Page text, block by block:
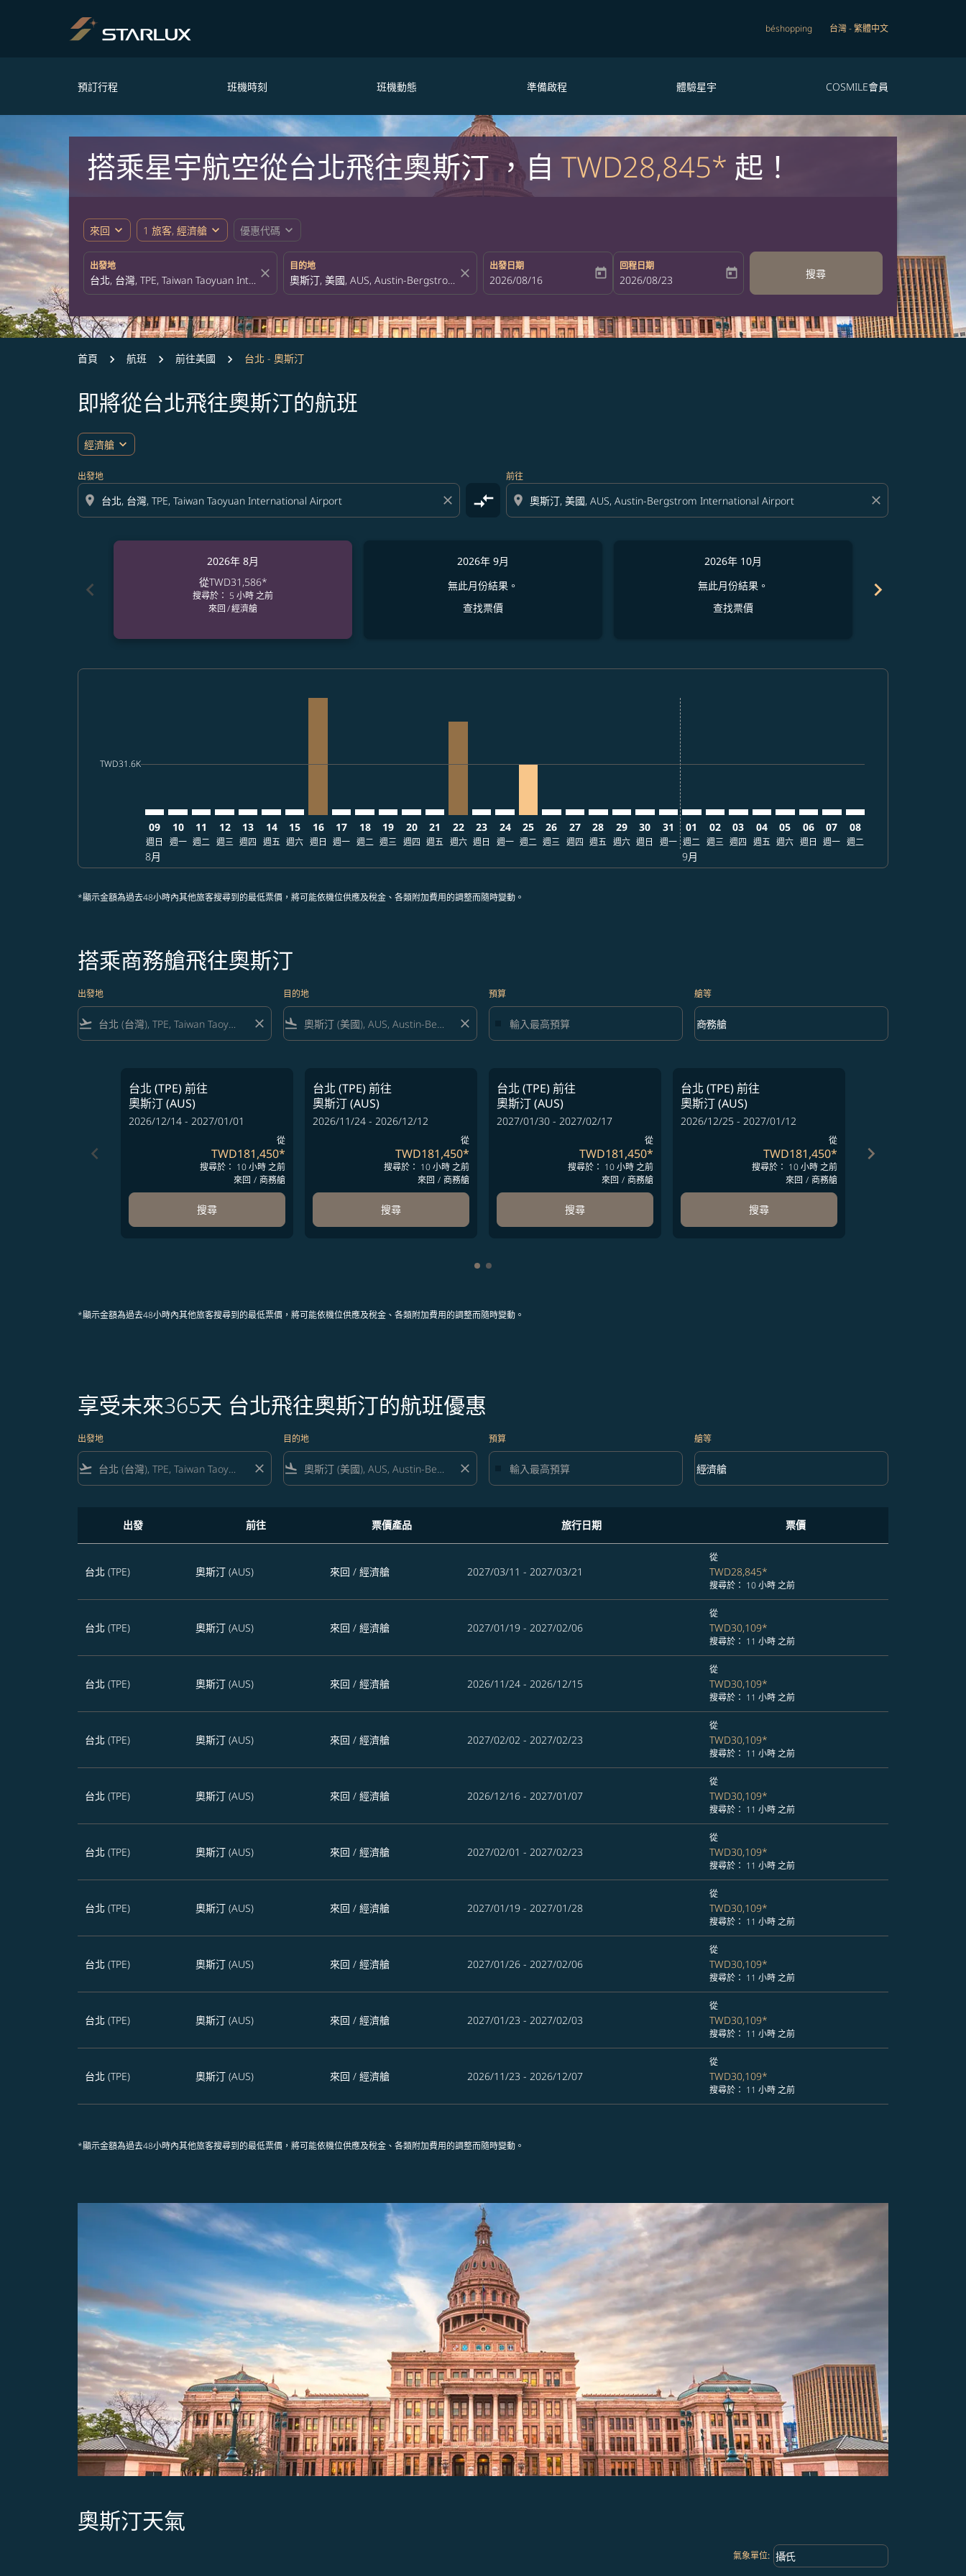
béshopping 台灣-繁體中文
預訂行程 班機時刻 班機動態 準備啟程 體驗星宇 COSMILE會員
搭乘星宇航空從台北飛往奧斯汀 ，自 TWD28,845* 起！
來回 expand_more 1 旅客, 經濟艙 expand_more 優惠代碼 expand_more
出發地
close
目的地
close
出發日期
fc-booking-departure-date-aria-label
2026/08/16 today
回程日期
fc-booking-return-date-aria-label
2026/08/23 today 搜尋
首頁 航班 前往美國 台北 - 奧斯汀
即將從台北飛往奧斯汀的航班
經濟艙 expand_more
出發地
location_on close compare_arrows
前往
location_on close
chevron_left
2026年 8月
從TWD31,586*
搜尋於： 5 小時 之前
來回/經濟艙
2026年 9月
無此月份結果。
查找票價
2026年 10月
無此月份結果。
查找票價
chevron_right
TWD31.6Kcmp-daily-histogram-bars-legend-min-price-aria-label TWD31.6K
09
週日
8月
10
週一
11
週二
12
週三
13
週四
14
週五
15
週六
16
週日
17
週一
18
週二
19
週三
20
週四
21
週五
TPE–AUS, 2026/08/22 – 2026/10/31: 從 TWD57,701
22
週六
TPE–AUS: cmp-view-offers-disclaimer. 查找票價
23
週日
TPE–AUS: cmp-view-offers-disclaimer. 查找票價
24
週一
TPE–AUS, 2026/08/25 – 2026/11/03: 從 TWD31,586
25
週二
TPE–AUS: cmp-view-offers-disclaimer. 查找票價
26
週三
TPE–AUS: cmp-view-offers-disclaimer. 查找票價
27
週四
TPE–AUS: cmp-view-offers-disclaimer. 查找票價
28
週五
TPE–AUS: cmp-view-offers-disclaimer. 查找票價
29
週六
TPE–AUS: cmp-view-offers-disclaimer. 查找票價
30
週日
TPE–AUS: cmp-view-offers-disclaimer. 查找票價
31
週一
01
週二
9月
02
週三
03
週四
04
週五
05
週六
06
週日
07
週一
08
週二
*顯示金額為過去48小時內其他旅客搜尋到的最低票價，將可能依機位供應及稅金、各類附加費用的調整而隨時變動。
搭乘商務艙飛往奧斯汀
出發地
flight_takeoff close
目的地
flight_land close
預算 艙等
艙等 option 商務艙 Selected
商務艙
keyboard_arrow_down
keyboard_arrow_left
台北 (TPE)前往
奧斯汀 (AUS)
2026/12/14 - 2027/01/01
從
TWD181,450*
搜尋於： 10 小時 之前
來回 / 商務艙
搜尋
台北 (TPE)前往
奧斯汀 (AUS)
2026/11/24 - 2026/12/12
從
TWD181,450*
搜尋於： 10 小時 之前
來回 / 商務艙
搜尋
台北 (TPE)前往
奧斯汀 (AUS)
2027/01/30 - 2027/02/17
從
TWD181,450*
搜尋於： 10 小時 之前
來回 / 商務艙
搜尋
台北 (TPE)前往
奧斯汀 (AUS)
2026/12/25 - 2027/01/12
從
TWD181,450*
搜尋於： 10 小時 之前
來回 / 商務艙
搜尋
keyboard_arrow_right
顯示 cmp-pagination-showing-cards 1 to 4
顯示 cmp-pagination-showing-cards 5 to 6
*顯示金額為過去48小時內其他旅客搜尋到的最低票價，將可能依機位供應及稅金、各類附加費用的調整而隨時變動。
享受未來365天 台北飛往奧斯汀的航班優惠
出發地
flight_takeoff close
目的地
flight_land close
預算 艙等
艙等 option 經濟艙 Selected
經濟艙
keyboard_arrow_down
出發 前往 票價產品 旅行日期 票價
台北 (TPE) 奧斯汀 (AUS) 來回 / 經濟艙 2027/03/11 - 2027/03/21
從
TWD28,845*
搜尋於： 10 小時 之前
台北 (TPE) 奧斯汀 (AUS) 來回 / 經濟艙 2027/01/19 - 2027/02/06
從
TWD30,109*
搜尋於： 11 小時 之前
台北 (TPE) 奧斯汀 (AUS) 來回 / 經濟艙 2026/11/24 - 2026/12/15
從
TWD30,109*
搜尋於： 11 小時 之前
台北 (TPE) 奧斯汀 (AUS) 來回 / 經濟艙 2027/02/02 - 2027/02/23
從
TWD30,109*
搜尋於： 11 小時 之前
台北 (TPE) 奧斯汀 (AUS) 來回 / 經濟艙 2026/12/16 - 2027/01/07
從
TWD30,109*
搜尋於： 11 小時 之前
台北 (TPE) 奧斯汀 (AUS) 來回 / 經濟艙 2027/02/01 - 2027/02/23
從
TWD30,109*
搜尋於： 11 小時 之前
台北 (TPE) 奧斯汀 (AUS) 來回 / 經濟艙 2027/01/19 - 2027/01/28
從
TWD30,109*
搜尋於： 11 小時 之前
台北 (TPE) 奧斯汀 (AUS) 來回 / 經濟艙 2027/01/26 - 2027/02/06
從
TWD30,109*
搜尋於： 11 小時 之前
台北 (TPE) 奧斯汀 (AUS) 來回 / 經濟艙 2027/01/23 - 2027/02/03
從
TWD30,109*
搜尋於： 11 小時 之前
台北 (TPE) 奧斯汀 (AUS) 來回 / 經濟艙 2026/11/23 - 2026/12/07
從
TWD30,109*
搜尋於： 11 小時 之前
*顯示金額為過去48小時內其他旅客搜尋到的最低票價，將可能依機位供應及稅金、各類附加費用的調整而隨時變動。
奧斯汀天氣
氣象單位: Weather unit option 攝氏 Selected
攝氏
keyboard_arrow_down